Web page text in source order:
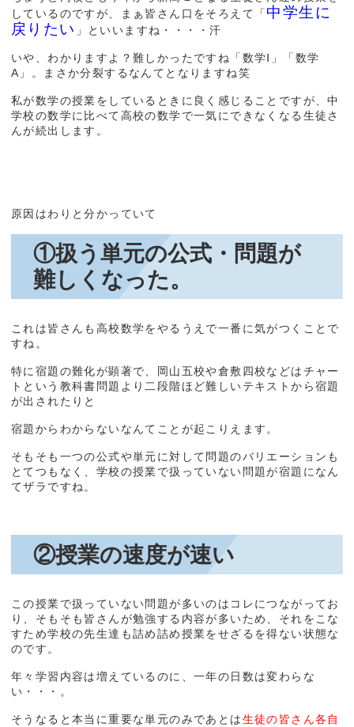
しているのですが、まぁ皆さん口をそろえて「中学生に
戻りたい 」といいますね・・・・汗
いや、わかりますよ？難しかったですね「数学Ⅰ」「数学
A」。まさか分裂するなんてとなりますね笑
私が数学の授業をしているときに良く感じることですが、中
学校の数学に比べて高校の数学で一気にできなくなる生徒さ
んが続出します。
原因はわりと分かっていて
①扱う単元の公式・問題が
難しくなった。
これは皆さんも高校数学をやるうえで一番に気がつくことで
すね。
特に宿題の難化が顕著で、岡山五校や倉敷四校などはチャー
トという教科書問題より二段階ほど難しいテキストから宿題
が出されたりと
宿題からわからないなんてことが起こりえます。
そもそも一つの公式や単元に対して問題のバリエーションも
とてつもなく、学校の授業で扱っていない問題が宿題になん
てザラですね。
②授業の速度が速い
この授業で扱っていない問題が多いのはコレにつながってお
り、そもそも皆さんが勉強する内容が多いため、それをこな
すため学校の先生達も詰め詰め授業をせざるを得ない状態な
のです。
年々学習内容は増えているのに、一年の日数は変わらな
い・・・。
そうなると本当に重要な単元のみであとは生徒の皆さん各自